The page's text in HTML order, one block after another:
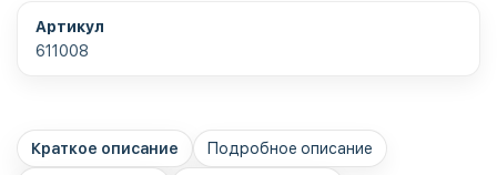
Артикул
611008
Краткое описание Подробное описание